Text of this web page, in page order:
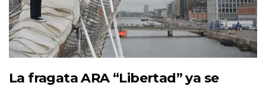
La fragata ARA “Libertad” ya se